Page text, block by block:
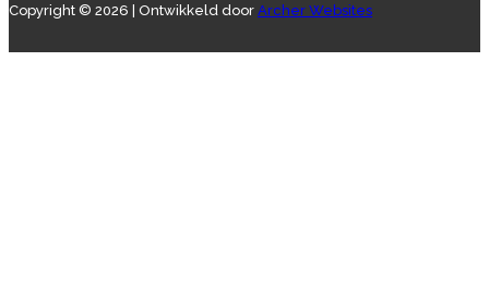
Copyright © 2026 | Ontwikkeld door Archer Websites